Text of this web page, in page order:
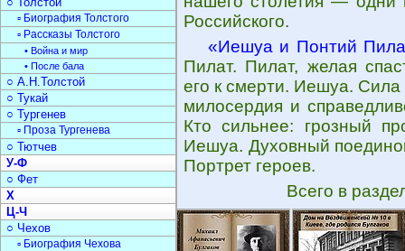
Российского.
«Иешуа и Понтий
Пилат. Пилат, желая
его к смерти. Иешуа.
милосердия и
Кто сильнее: грозный
Иешуа. Духовный
Портрет героев.
Всего в
▫ Биография Толстого
▫ Рассказы Толстого
• Война и мир
• После бала
○ А.Н.Толстой
○ Тукай
○ Тургенев
▫ Проза Тургенева
○ Тютчев
У-Ф
○ Фет
Х
Ц-Ч
○ Чехов
▫ Биография Чехова